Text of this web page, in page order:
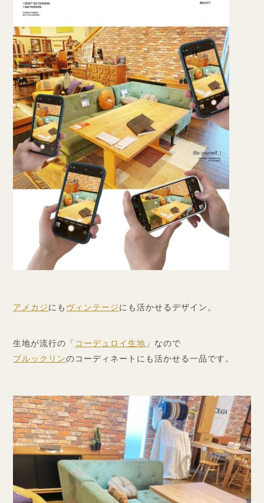
アメカジにも ヴィンテージにも活かせるデザイン。
生地が流行の「 コーデュロイ生地 」なので
ブルックリンのコーディネートにも活かせる一品です。